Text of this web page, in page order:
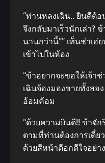
“ท่านหลงเฉิน.. ยินดีต้
จึงกลับมาเร็วนักเล่า?
นานกว่านี้”” เท็นช่าเ
เข้าไปในห้อง
“ข้าอยากจะขอให้เจ้า
เฉินจ้องมองชายทั้งสอ
อ้อมค้อม
“ด้วยความยินดี!! ข้าจัก
ตามที่ท่านต้องการเดี๋ย
ด้วยสีหน้าดีอกดีใจอย่าง